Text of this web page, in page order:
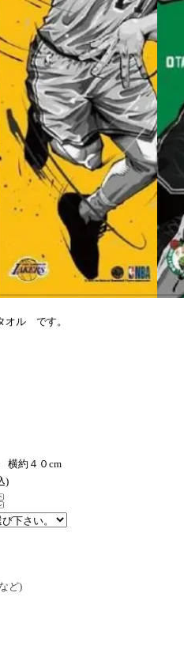
オル です。
約４０cm
)
ど)